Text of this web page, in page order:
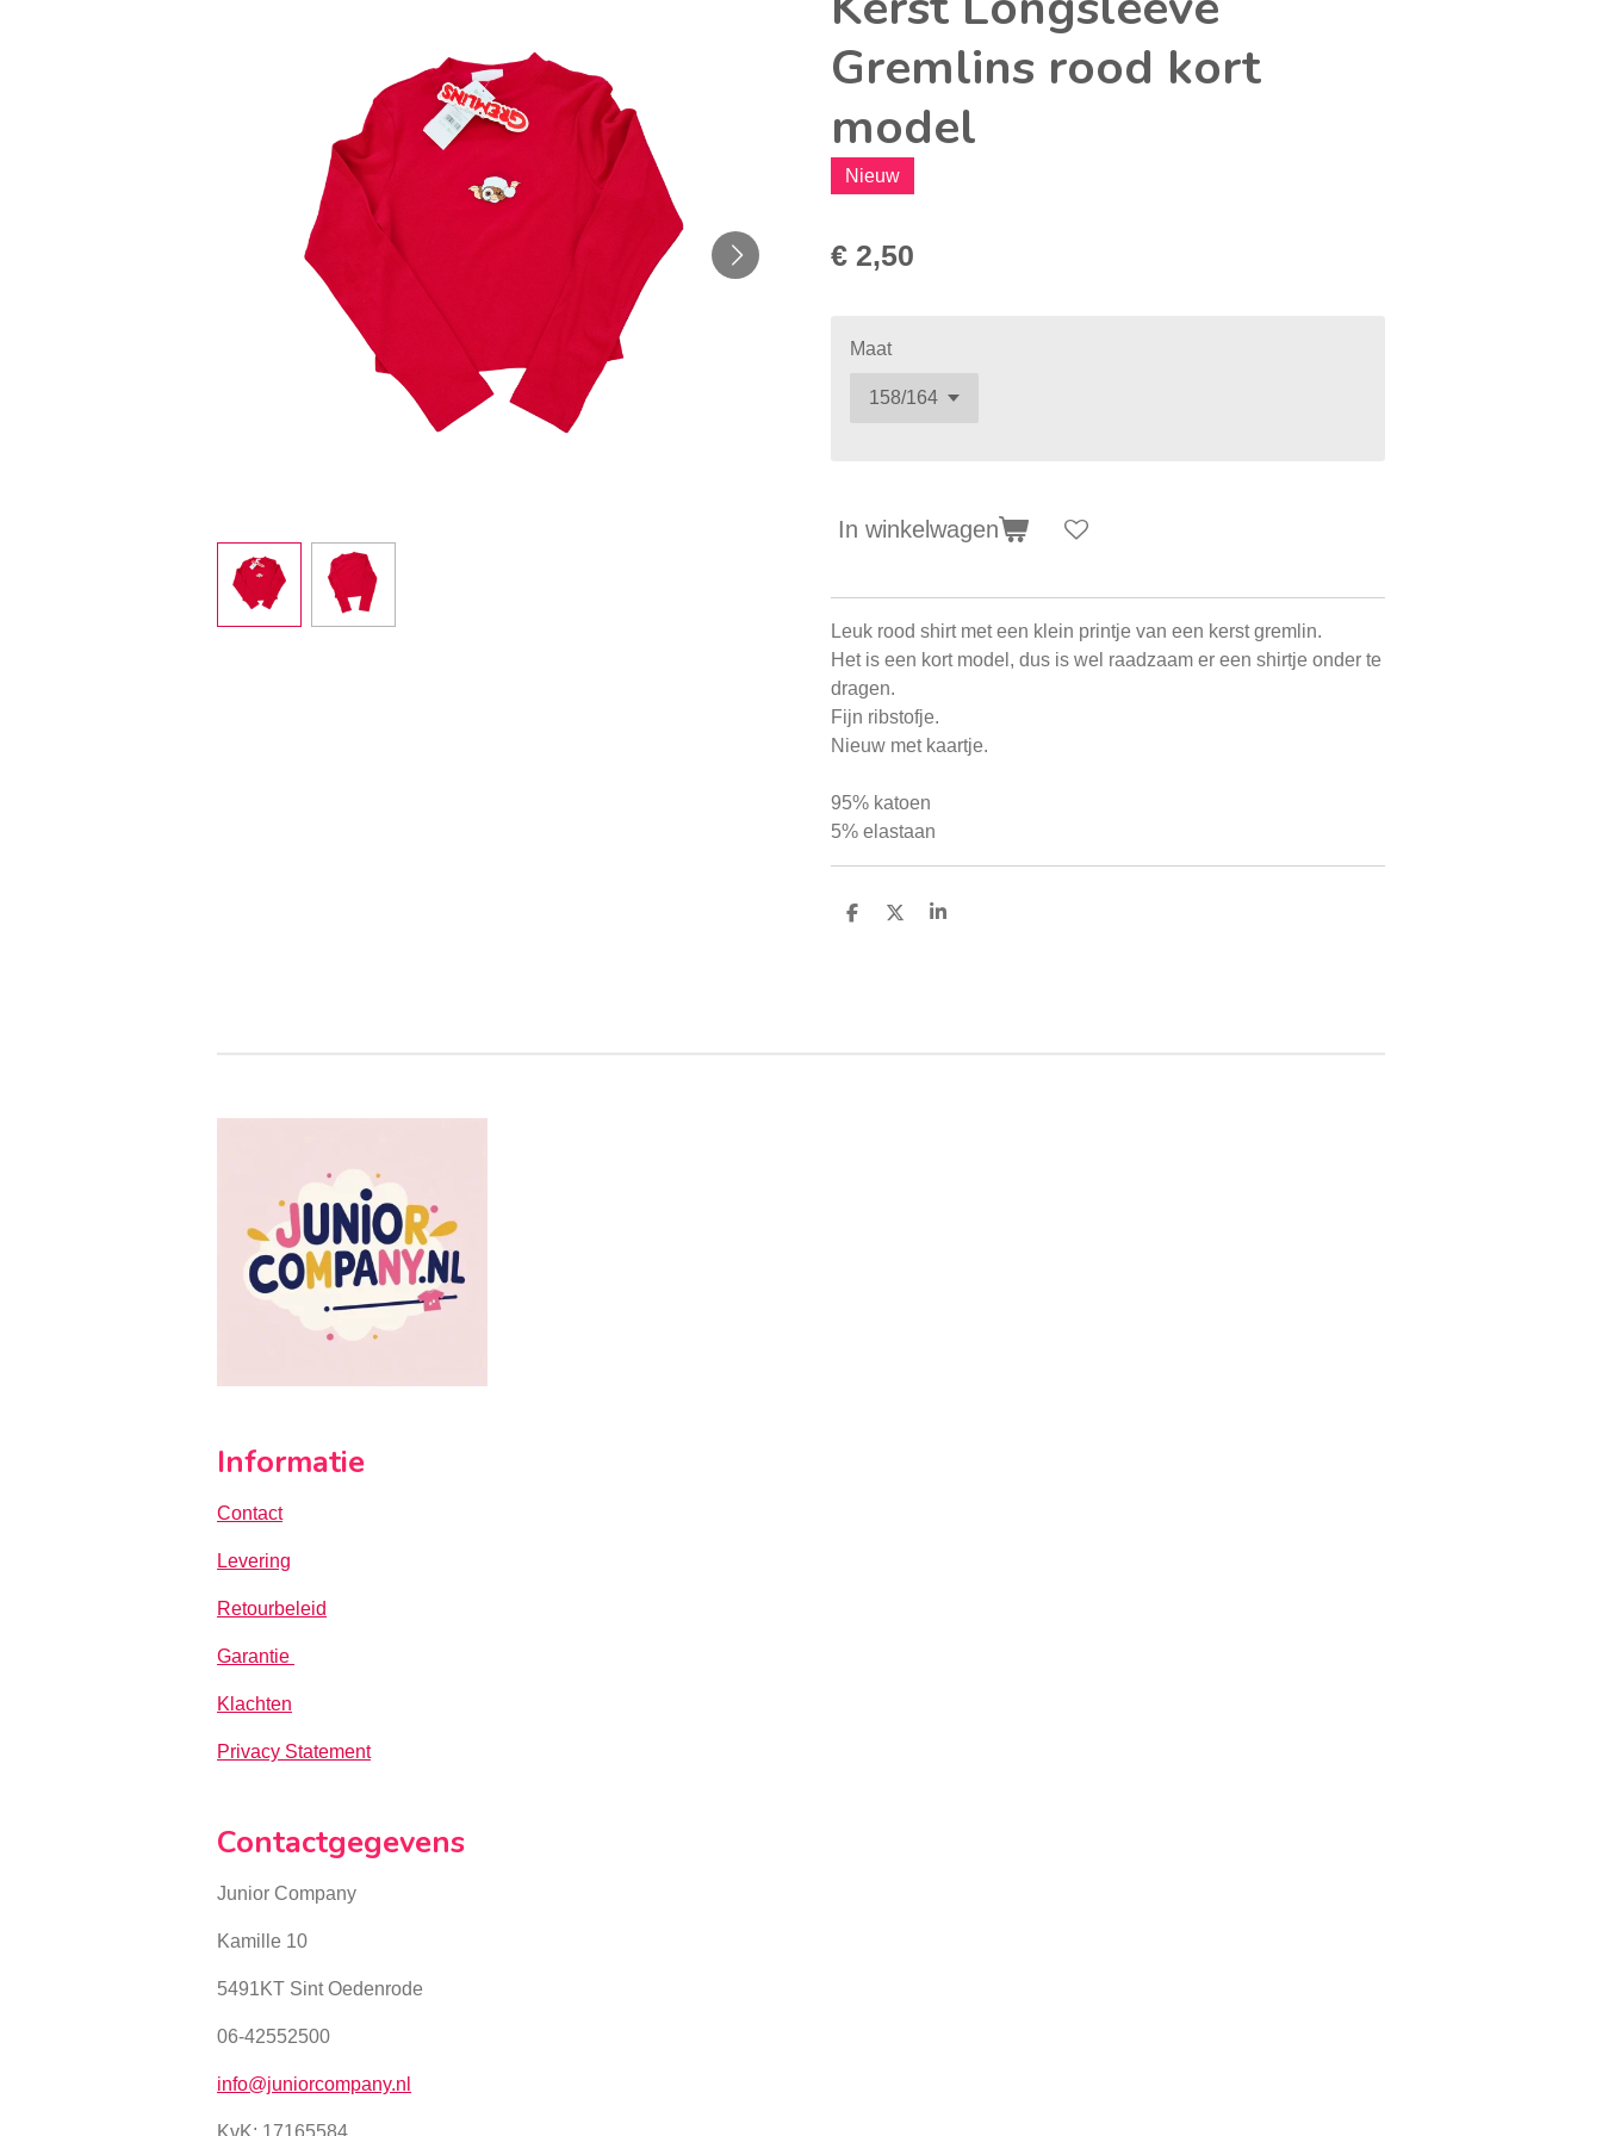
Gremlins rood kort
model
Nieuw
€ 2,50
Maat
In winkelwagen
Leuk rood shirt met een klein printje van een kerst gremlin.
Het is een kort model, dus is wel raadzaam er een shirtje onder te
dragen.
Fijn ribstofje.
Nieuw met kaartje.
95% katoen
5% elastaan
D
D
S
Informatie
Contact
Levering
Retourbeleid
Garantie
Klachten
Privacy Statement
Contactgegevens
Junior Company
Kamille 10
5491KT Sint Oedenrode
06-42552500
info@juniorcompany.nl
KvK: 17165584